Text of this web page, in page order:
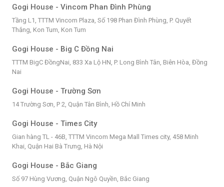
Gogi House - Vincom Phan Đình Phùng
Tầng L1, TTTM Vincom Plaza, Số 198 Phan Đình Phùng, P. Quyết
Thắng, Kon Tum, Kon Tum
Gogi House - Big C Đồng Nai
TTTM BigC ĐồngNai, 833 Xa Lộ HN, P. Long Bình Tân, Biên Hòa, Đồng
Nai
Gogi House - Trường Sơn
14 Trường Sơn, P 2, Quận Tân Bình, Hồ Chí Minh
Gogi House - Times City
Gian hàng TL - 46B, TTTM Vincom Mega Mall Times city, 458 Minh
Khai, Quận Hai Bà Trưng, Hà Nội
Gogi House - Bắc Giang
Số 97 Hùng Vương, Quận Ngô Quyền, Bắc Giang